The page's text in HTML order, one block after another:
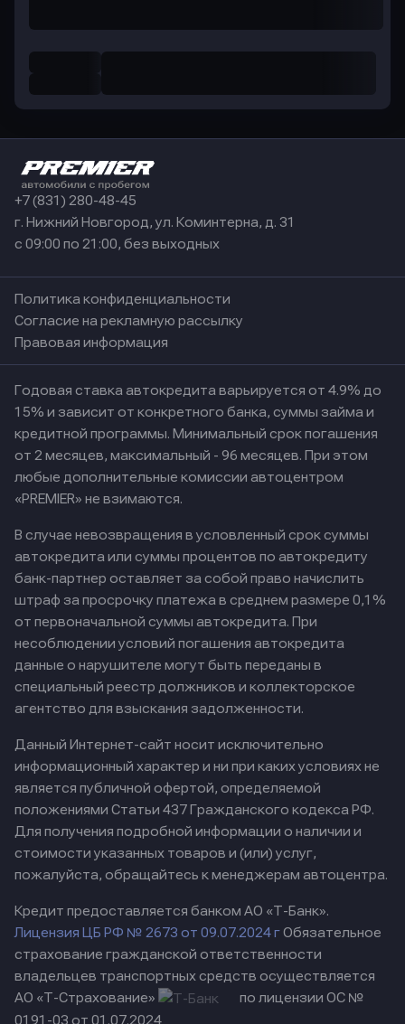
+7 (831) 280-48-45
г. Нижний Новгород, ул. Коминтерна, д. 31
с 09:00 по 21:00, без выходных
Политика конфиденциальности
Согласие на рекламную рассылку
Правовая информация
Годовая ставка автокредита варьируется от 4.9% до
15% и зависит от конкретного банка, суммы займа и
кредитной программы. Минимальный срок погашения
от 2 месяцев, максимальный - 96 месяцев. При этом
любые дополнительные комиссии автоцентром
«PREMIER» не взимаются.
В случае невозвращения в условленный срок суммы
автокредита или суммы процентов по автокредиту
банк-партнер оставляет за собой право начислить
штраф за просрочку платежа в среднем размере 0,1%
от первоначальной суммы автокредита. При
несоблюдении условий погашения автокредита
данные о нарушителе могут быть переданы в
специальный реестр должников и коллекторское
агентство для взыскания задолженности.
Данный Интернет-сайт носит исключительно
информационный характер и ни при каких условиях не
является публичной офертой, определяемой
положениями Статьи 437 Гражданского кодекса РФ.
Для получения подробной информации о наличии и
стоимости указанных товаров и (или) услуг,
пожалуйста, обращайтесь к менеджерам автоцентра.
Кредит предоставляется банком АО «Т-Банк».
Лицензия ЦБ РФ № 2673 от 09.07.2024 гОбязательное
страхование гражданской ответственности
владельцев транспортных средств осуществляется
АО «Т-Страхование»
по лицензии ОС №
0191-03 от 01.07.2024